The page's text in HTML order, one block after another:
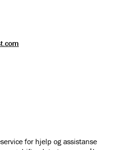
for hjelp og assistanse